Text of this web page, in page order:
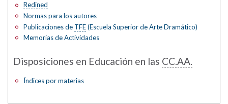
Redined
Normas para los autores
Publicaciones de TFE(Escuela Superior de Arte Dramático)
Memorias de Actividades
Disposiciones en Educación en las CC.AA.
Índices por materias